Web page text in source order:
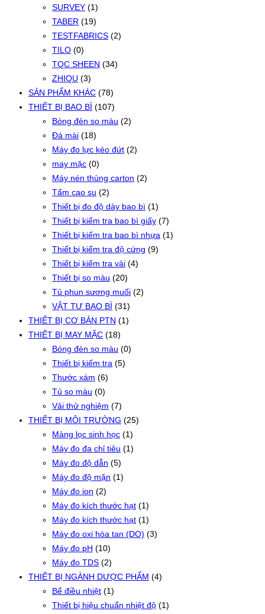
SURVEY (1)
TABER (19)
TESTFABRICS (2)
TILO (0)
TQC SHEEN (34)
ZHIQU (3)
SẢN PHẨM KHÁC (78)
THIẾT BỊ BAO BÌ (107)
Bóng đèn so màu (2)
Đá mài (18)
Máy đo lực kéo đứt (2)
may mặc (0)
Máy nén thùng carton (2)
Tấm cao su (2)
Thiết bị đo độ dày bao bì (1)
Thiết bị kiểm tra bao bì giấy (7)
Thiết bị kiểm tra bao bì nhựa (1)
Thiết bị kiểm tra độ cứng (9)
Thiết bị kiểm tra vải (4)
Thiết bị so màu (20)
Tủ phun sương muối (2)
VẬT TƯ BAO BÌ (31)
THIẾT BỊ CƠ BẢN PTN (1)
THIẾT BỊ MAY MẶC (18)
Bóng đèn so màu (0)
Thiết bị kiểm tra (5)
Thước xám (6)
Tủ so màu (0)
Vải thử nghiệm (7)
THIẾT BỊ MÔI TRƯỜNG (25)
Màng lọc sinh học (1)
Máy đo đa chỉ tiêu (1)
Máy đo độ dẫn (5)
Máy đo độ mặn (1)
Máy đo ion (2)
Máy đo kích thước hạt (1)
Máy đo kích thước hạt (1)
Máy đo oxi hòa tan (DO) (3)
Máy đo pH (10)
Máy đo TDS (2)
THIẾT BỊ NGÀNH DƯỢC PHẨM (4)
Bể điều nhiệt (1)
Thiết bị hiệu chuẩn nhiệt độ (1)